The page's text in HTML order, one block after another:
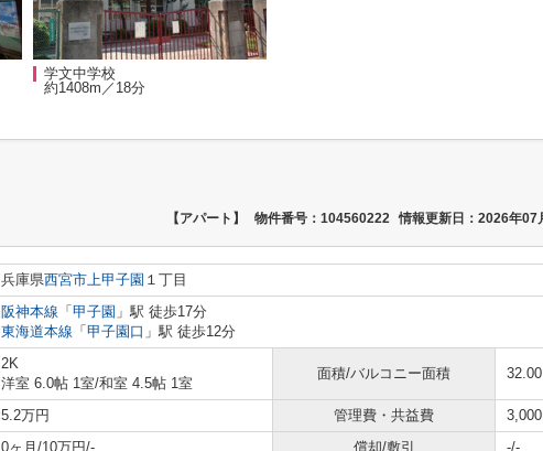
学文中学校
約1408m／18分
【アパート】 物件番号：104560222 情報更新日：2026年07
兵庫県西宮市上甲子園 １丁目
阪神本線 「 甲子園 」駅 徒歩17分
東海道本線 「 甲子園口 」駅 徒歩12分
2K
洋室 6.0帖 1室/和室 4.5帖 1室
面積/バルコニー面積
5.2万円 管理費・共益費
0ヶ月/10万円/- 償却/敷引 -/-